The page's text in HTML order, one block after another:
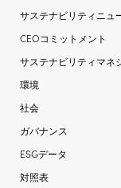
サステナビリティニュ
CEOコミットメント
サステナビリティマネ
環境
社会
ガバナンス
ESGデータ
対照表